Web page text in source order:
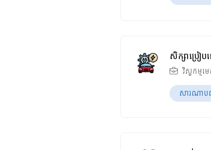
សិក្សាប្រៀ
វិស្វកម្មម
សារណាបញ្